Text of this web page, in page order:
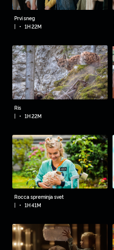
Prvi sneg
• 1H 22M
Ris
|
• 1H 22M
Rocca spreminja svet
|
• 1H 41M